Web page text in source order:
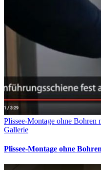
Plissee-Montage ohne Bohren
Gallerie
Plissee-Montage ohne